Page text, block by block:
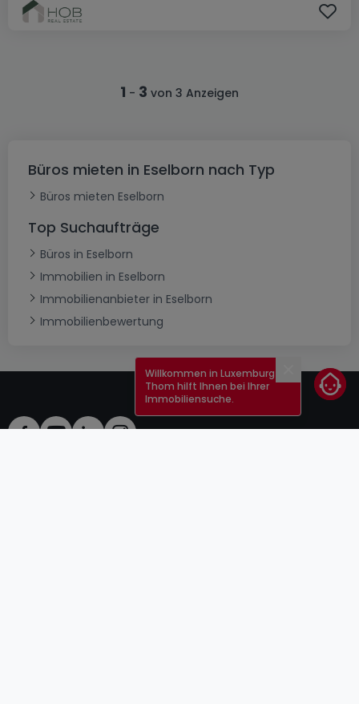
1 - 3 von 3 Anzeigen
Büros mieten in Eselborn nach Typ
Büros mieten Eselborn
Top Suchaufträge
Büros in Eselborn
Immobilien in Eselborn
Immobilienanbieter in Eselborn
Immobilienbewertung
Schließen
Willkommen in Luxemburg!
Thom hilft Ihnen bei Ihrer
Immobiliensuche.